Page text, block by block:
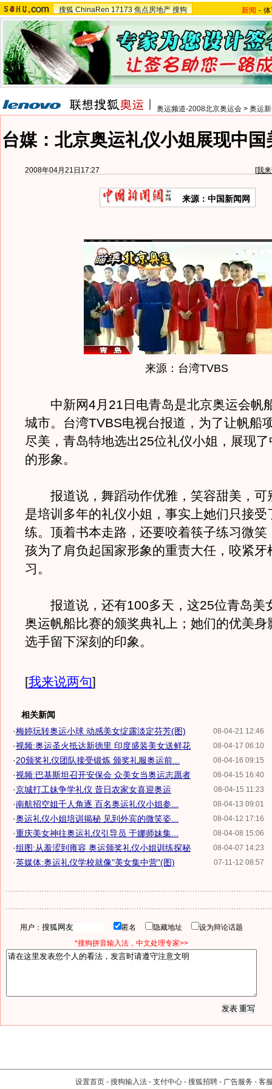
搜狐 ChinaRen 17173 焦点房地产 搜狗 新闻 -
奥运频道-2008北京奥运会 > 奥运
台媒：北京奥运礼仪小姐展现中
2008年04月21日17:27 [我
来源：中国新闻网
来源：台湾TVBS
中新网4月21日电青岛是北京奥运会帆
城市。台湾TVBS电视台报道，为了让帆船
尽美，青岛特地选出25位礼仪小姐，展现
的形象。
报道说，舞蹈动作优雅，笑容甜美，可
是培训多年的礼仪小姐，事实上她们只接受
练。顶着书本走路，还要咬着筷子练习微笑
孩为了肩负起国家形象的重责大任，咬紧牙
习。
报道说，还有100多天，这25位青岛美
奥运帆船比赛的颁奖典礼上；她们的优美身
选手留下深刻的印象。
[我来说两句]
相关新闻
08-04-21 12:46
·梅婷玩转奥运小球 动感美女绽露淡定芬芳(图)
08-04-17 06:10
·视频:奥运圣火抵达新德里 印度盛装美女送鲜花
08-04-16 09:15
·20颁奖礼仪团队接受锻炼 颁奖礼服奥运前...
08-04-15 16:40
·视频:巴基斯坦召开安保会 众美女当奥运志愿者
08-04-15 11:23
·京城打工妹争学礼仪 昔日农家女喜迎奥运
08-04-13 09:01
·南航招空姐千人角逐 百名奥运礼仪小姐参...
08-04-12 17:16
·奥运礼仪小姐培训揭秘 见到外宾的微笑姿...
08-04-08 15:06
·重庆美女神往奥运礼仪引导员 于娜师妹集...
08-04-07 14:23
·组图:从羞涩到雍容 奥运颁奖礼仪小姐训练探秘
07-11-12 08:57
·英媒体:奥运礼仪学校就像"美女集中营"(图)
用户： 匿名 隐藏地址
设为辩论话题
*搜狗拼音输入法，中文处理专家>>
设置首页 - 搜狗输入法 - 支付中心 - 搜狐招聘 - 广告服务 - 客